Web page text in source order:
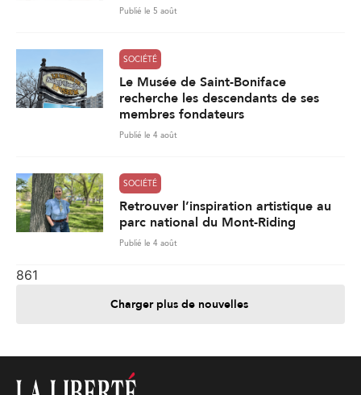
Publié le 5 août
SOCIÉTÉ
Le Musée de Saint-Boniface
recherche les descendants de ses
membres fondateurs
Publié le 4 août
SOCIÉTÉ
Retrouver l’inspiration artistique au
parc national du Mont-Riding
Publié le 4 août
861
Charger plus de nouvelles